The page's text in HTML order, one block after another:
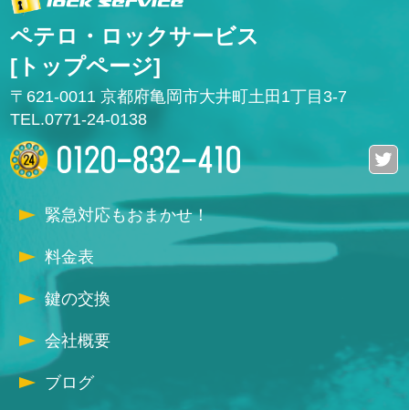
ペテロ・ロックサービス
[トップページ]
〒621-0011 京都府亀岡市大井町土田1丁目3-7
TEL.0771-24-0138
緊急対応もおまかせ！
料金表
鍵の交換
会社概要
ブログ